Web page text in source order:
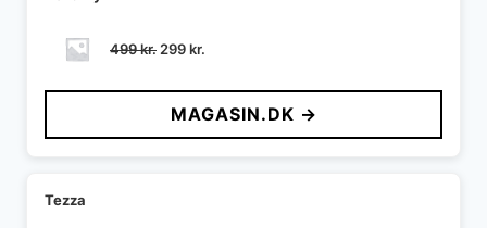
499kr. Den
pris
var:
499 kr..
299kr.
pris
er:
299 kr..
MAGASIN.DK →
Tezza